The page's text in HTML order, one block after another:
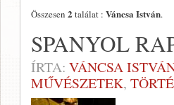
Összesen 2 találat : Váncsa István.
SPANYOL
ÍRTA: VÁNCSA
MŰVÉSZETEK,